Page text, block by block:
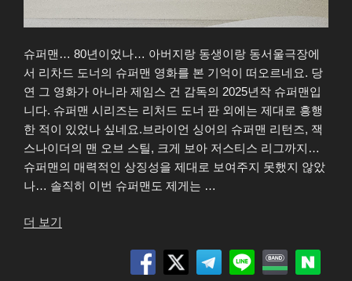
슈퍼맨… 80년이었나… 아버지랑 동생이랑 동서울극장에
서 리차드 도너의 슈퍼맨 영화를 본 기억이 떠오르네요. 당
연 그 영화가 아니라 제임스 건 감독의 2025년작 슈퍼맨입
니다. 슈퍼맨 시리즈는 리처드 도너 판 외에는 제대로 흥행
한 적이 있었나 싶네요.브라이언 싱어의 슈퍼맨 리턴즈, 잭
스나이더의 맨 오브 스틸, 크게 보아 저스티스 리그까지…
슈퍼맨의 매력적인 상징성을 제대로 보여주지 못했지 않았
나… 솔직히 이번 슈퍼맨도 제게는 …
더 보기